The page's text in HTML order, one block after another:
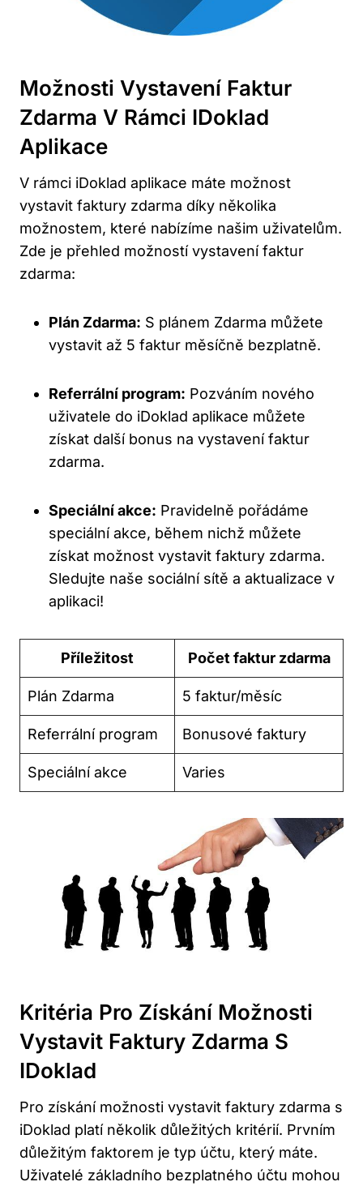
Možnosti Vystavení Faktur
Zdarma V Rámci IDoklad
Aplikace
V rámci iDoklad aplikace máte možnost
vystavit faktury zdarma díky několika
možnostem, které nabízíme našim uživatelům.
Zde je přehled možností vystavení faktur
zdarma:
Plán Zdarma: S plánem Zdarma můžete
vystavit až 5 faktur měsíčně bezplatně.
Referrální program: Pozváním nového
uživatele do iDoklad aplikace můžete
získat další bonus na vystavení faktur
zdarma.
Speciální akce: Pravidelně pořádáme
speciální akce, během nichž můžete
získat možnost vystavit faktury zdarma.
Sledujte naše sociální sítě a aktualizace v
aplikaci!
Příležitost Počet faktur zdarma
Plán Zdarma 5 faktur/měsíc
Referrální program Bonusové faktury
Speciální akce Varies
Kritéria Pro Získání Možnosti
Vystavit Faktury Zdarma S
IDoklad
Pro získání možnosti vystavit faktury zdarma s
iDoklad platí několik důležitých kritérií. Prvním
důležitým faktorem je typ účtu, který máte.
Uživatelé základního bezplatného účtu mohou